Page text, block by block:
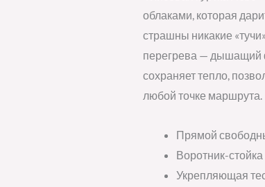
облаками, которая
страшны никакие
перегрева — дышащий
сохраняет тепло,
любой точке маршрута.
Прямой
Воротник-стойка
Укрепляющая